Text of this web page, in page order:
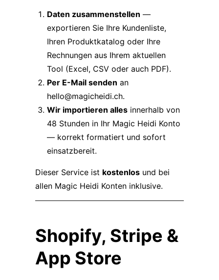
Daten zusammenstellen —
exportieren Sie Ihre Kundenliste,
Ihren Produktkatalog oder Ihre
Rechnungen aus Ihrem aktuellen
Tool (Excel, CSV oder auch PDF).
Per E-Mail senden an
hello@magicheidi.ch.
Wir importieren alles innerhalb von
48 Stunden in Ihr Magic Heidi Konto
— korrekt formatiert und sofort
einsatzbereit.
Dieser Service ist kostenlos und bei
allen Magic Heidi Konten inklusive.
Shopify, Stripe &
App Store